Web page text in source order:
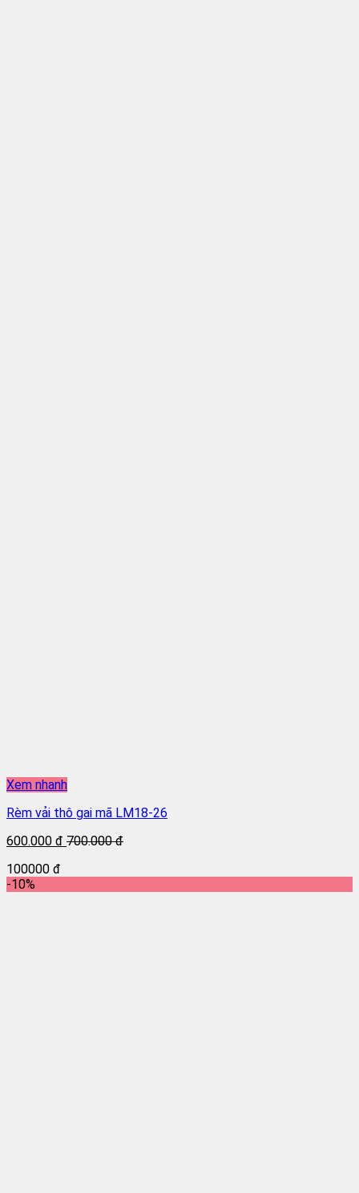
Xem nhanh
Rèm vải thô gai mã LM18-26
600.000 đ 700.000 đ
100000 đ
-10%